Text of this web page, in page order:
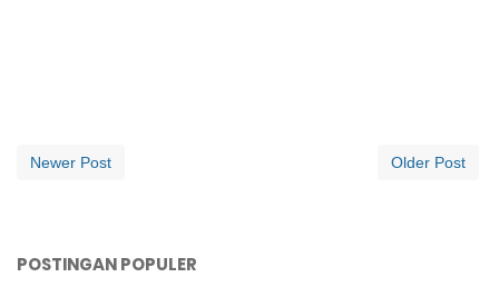
Newer Post Older Post
POSTINGAN POPULER